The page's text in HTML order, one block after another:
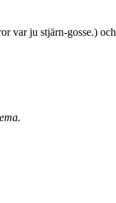
var ju stjärn-gosse.) och